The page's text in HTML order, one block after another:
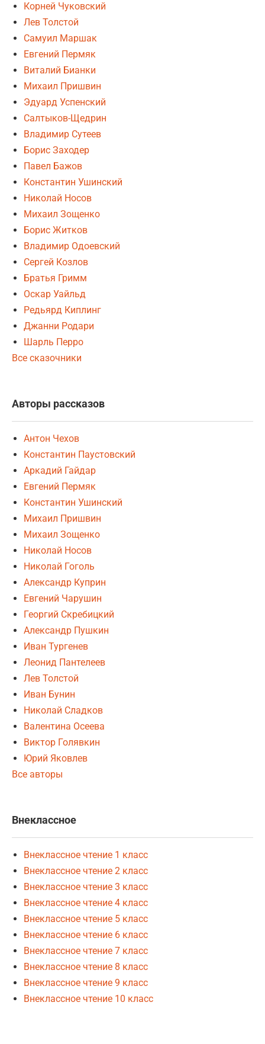
Корней Чуковский
Лев Толстой
Самуил Маршак
Евгений Пермяк
Виталий Бианки
Михаил Пришвин
Эдуард Успенский
Салтыков-Щедрин
Владимир Сутеев
Борис Заходер
Павел Бажов
Константин Ушинский
Николай Носов
Михаил Зощенко
Борис Житков
Владимир Одоевский
Сергей Козлов
Братья Гримм
Оскар Уайльд
Редьярд Киплинг
Джанни Родари
Шарль Перро
Все сказочники
Авторы рассказов
Антон Чехов
Константин Паустовский
Аркадий Гайдар
Евгений Пермяк
Константин Ушинский
Михаил Пришвин
Михаил Зощенко
Николай Носов
Николай Гоголь
Александр Куприн
Евгений Чарушин
Георгий Скребицкий
Александр Пушкин
Иван Тургенев
Леонид Пантелеев
Лев Толстой
Иван Бунин
Николай Сладков
Валентина Осеева
Виктор Голявкин
Юрий Яковлев
Все авторы
Внеклассное
Внеклассное чтение 1 класс
Внеклассное чтение 2 класс
Внеклассное чтение 3 класс
Внеклассное чтение 4 класс
Внеклассное чтение 5 класс
Внеклассное чтение 6 класс
Внеклассное чтение 7 класс
Внеклассное чтение 8 класс
Внеклассное чтение 9 класс
Внеклассное чтение 10 класс